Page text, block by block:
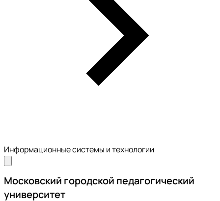
Информационные системы и технологии
Московский городской педагогический
университет